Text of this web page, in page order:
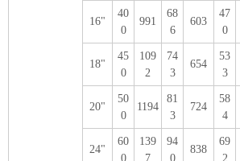
16"
40
0
991
68
6
603
47
0
18"
45
0
109
2
74
3
654
53
3
20"
50
0
1194
81
3
724
58
4
24"
60
0
139
7
94
0
838
69
2